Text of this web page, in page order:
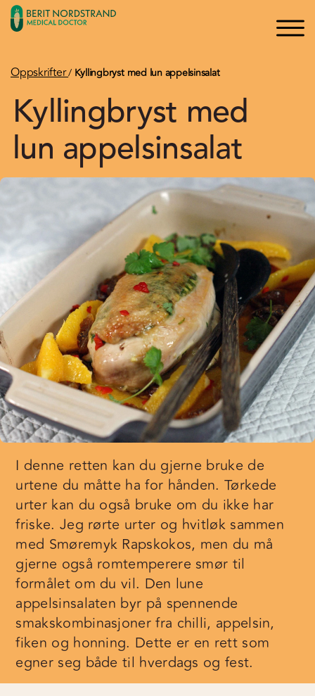
Søk ×
Bli medlem
Oppskrifter
Artikler
Kurs og Foredrag
Bøker
×
Oppskrifter/ Kyllingbryst med lun appelsinsalat
Kyllingbryst med
lun appelsinsalat
I denne retten kan du gjerne bruke de
urtene du måtte ha for hånden. Tørkede
urter kan du også bruke om du ikke har
friske. Jeg rørte urter og hvitløk sammen
med Smøremyk Rapskokos, men du må
gjerne også romtemperere smør til
formålet om du vil. Den lune
appelsinsalaten byr på spennende
smakskombinasjoner fra chilli, appelsin,
fiken og honning. Dette er en rett som
egner seg både til hverdags og fest.